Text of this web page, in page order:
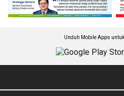
Unduh Mobile Apps